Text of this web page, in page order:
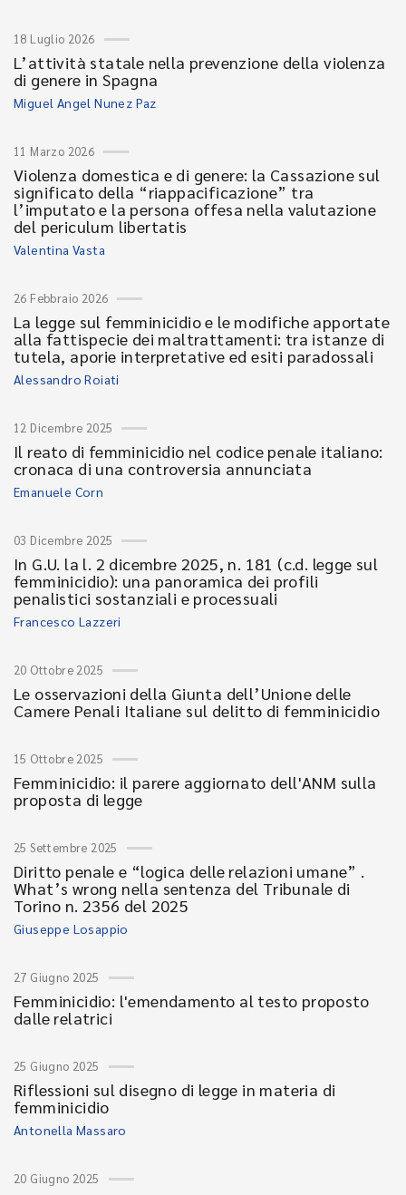
18 Luglio 2026
L’attività statale nella prevenzione della violenza
di genere in Spagna
Miguel Angel Nunez Paz
11 Marzo 2026
Violenza domestica e di genere: la Cassazione sul
significato della “riappacificazione” tra
l’imputato e la persona offesa nella valutazione
del periculum libertatis
Valentina Vasta
26 Febbraio 2026
La legge sul femminicidio e le modifiche apportate
alla fattispecie dei maltrattamenti: tra istanze di
tutela, aporie interpretative ed esiti paradossali
Alessandro Roiati
12 Dicembre 2025
Il reato di femminicidio nel codice penale italiano:
cronaca di una controversia annunciata
Emanuele Corn
03 Dicembre 2025
In G.U. la l. 2 dicembre 2025, n. 181 (c.d. legge sul
femminicidio): una panoramica dei profili
penalistici sostanziali e processuali
Francesco Lazzeri
20 Ottobre 2025
Le osservazioni della Giunta dell’Unione delle
Camere Penali Italiane sul delitto di femminicidio
15 Ottobre 2025
Femminicidio: il parere aggiornato dell'ANM sulla
proposta di legge
25 Settembre 2025
Diritto penale e “logica delle relazioni umane” .
What’s wrong nella sentenza del Tribunale di
Torino n. 2356 del 2025
Giuseppe Losappio
27 Giugno 2025
Femminicidio: l'emendamento al testo proposto
dalle relatrici
25 Giugno 2025
Riflessioni sul disegno di legge in materia di
femminicidio
Antonella Massaro
20 Giugno 2025